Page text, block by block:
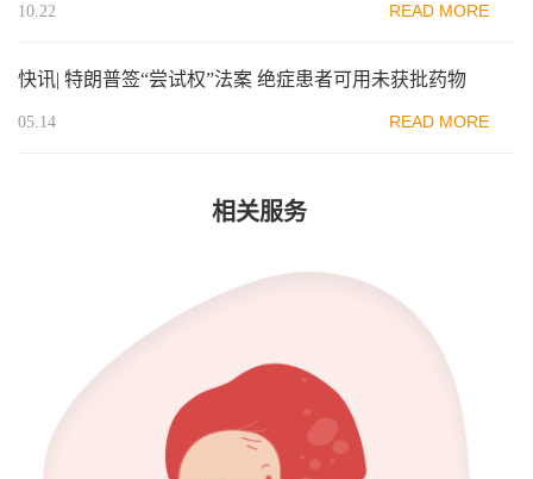
10.22 READ MORE
快讯| 特朗普签“尝试权”法案 绝症患者可用未获批药物
05.14 READ MORE
相关服务